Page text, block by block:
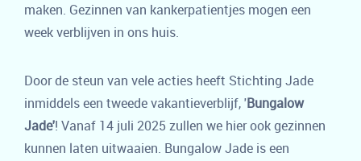
maken. Gezinnen van kankerpatientjes mogen een
week verblijven in ons huis.
Door de steun van vele acties heeft Stichting Jade
inmiddels een tweede vakantieverblijf, 'Bungalow
Jade'! Vanaf 14 juli 2025 zullen we hier ook gezinnen
kunnen laten uitwaaien. Bungalow Jade is een